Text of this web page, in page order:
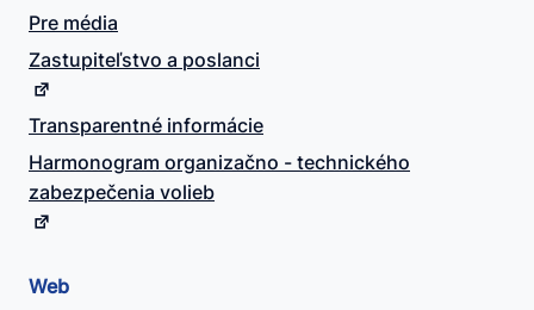
Pre média
Zastupiteľstvo a poslanci
Transparentné informácie
Harmonogram organizačno - technického
zabezpečenia volieb
Web